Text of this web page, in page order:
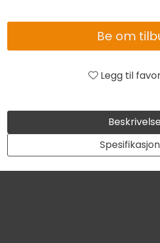
Be om
Legg til
Beskrivelse